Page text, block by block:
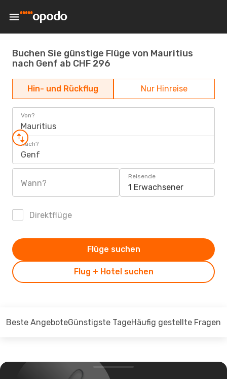
Buchen Sie günstige Flüge von Mauritius
nach Genf ab CHF 296
Hin- und Rückflug Nur Hinreise
Von?
Mauritius
Nach?
Genf
Wann?
Reisende
1 Erwachsener
Direktflüge
Flug + Hotel suchen
Flüge suchen
Beste AngeboteGünstigste TageHäufig gestellte Fragen